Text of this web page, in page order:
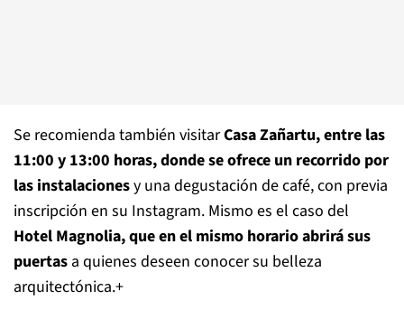
Se recomienda también visitarCasa Zañartu, entre las
11:00 y 13:00 horas, donde se ofrece un recorrido por
las instalacionesy una degustación de café, con previa
inscripción en su Instagram. Mismo es el caso del
Hotel Magnolia, que en el mismo horario abrirá sus
puertas a quienes deseen conocer su belleza
arquitectónica.+